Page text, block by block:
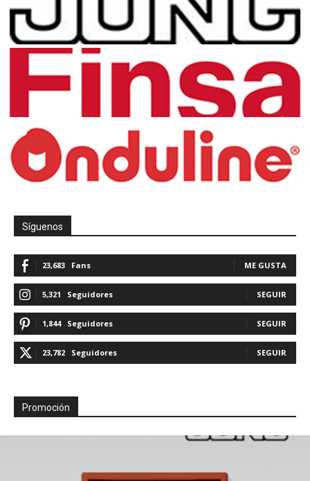
Síguenos
23,683 Fans ME GUSTA
5,321 Seguidores SEGUIR
1,844 Seguidores SEGUIR
23,782 Seguidores SEGUIR
Promoción